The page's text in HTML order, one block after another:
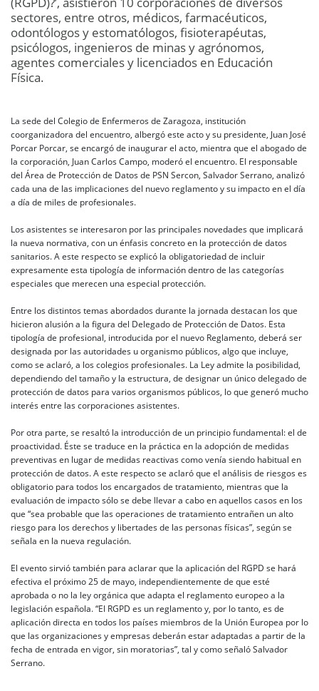
sectores, entre otros, médicos, farmacéuticos,
odontólogos y estomatólogos, fisioterapéutas,
psicólogos, ingenieros de minas y agrónomos,
agentes comerciales y licenciados en Educación
Física.
La sede del Colegio de Enfermeros de Zaragoza, institución
coorganizadora del encuentro, albergó este acto y su presidente, Juan José
Porcar Porcar, se encargó de inaugurar el acto, mientra que el abogado de
la corporación, Juan Carlos Campo, moderó el encuentro. El responsable
del Área de Protección de Datos de PSN Sercon, Salvador Serrano, analizó
cada una de las implicaciones del nuevo reglamento y su impacto en el día
a día de miles de profesionales.
Los asistentes se interesaron por las principales novedades que implicará
la nueva normativa, con un énfasis concreto en la protección de datos
sanitarios. A este respecto se explicó la obligatoriedad de incluir
expresamente esta tipología de información dentro de las categorías
especiales que merecen una especial protección.
Entre los distintos temas abordados durante la jornada destacan los que
hicieron alusión a la figura del Delegado de Protección de Datos. Esta
tipología de profesional, introducida por el nuevo Reglamento, deberá ser
designada por las autoridades u organismo públicos, algo que incluye,
como se aclaró, a los colegios profesionales. La Ley admite la posibilidad,
dependiendo del tamaño y la estructura, de designar un único delegado de
protección de datos para varios organismos públicos, lo que generó mucho
interés entre las corporaciones asistentes.
Por otra parte, se resaltó la introducción de un principio fundamental: el de
proactividad. Éste se traduce en la práctica en la adopción de medidas
preventivas en lugar de medidas reactivas como venía siendo habitual en
protección de datos. A este respecto se aclaró que el análisis de riesgos es
obligatorio para todos los encargados de tratamiento, mientras que la
evaluación de impacto sólo se debe llevar a cabo en aquellos casos en los
que “sea probable que las operaciones de tratamiento entrañen un alto
riesgo para los derechos y libertades de las personas físicas”, según se
señala en la nueva regulación.
El evento sirvió también para aclarar que la aplicación del RGPD se hará
efectiva el próximo 25 de mayo, independientemente de que esté
aprobada o no la ley orgánica que adapta el reglamento europeo a la
legislación española. “El RGPD es un reglamento y, por lo tanto, es de
aplicación directa en todos los países miembros de la Unión Europea por lo
que las organizaciones y empresas deberán estar adaptadas a partir de la
fecha de entrada en vigor, sin moratorias”, tal y como señaló Salvador
Serrano.